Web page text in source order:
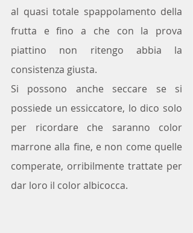
al quasi totale spappolamento della
frutta e fino a che con la prova
piattino non ritengo abbia la
consistenza giusta.
Si possono anche seccare se si
possiede un essiccatore, lo dico solo
per ricordare che saranno color
marrone alla fine, e non come quelle
comperate, orribilmente trattate per
dar loro il color albicocca.